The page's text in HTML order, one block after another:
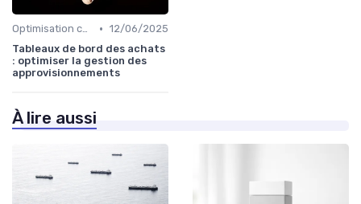
Optimisation coûts • 12/06/2025
Tableaux de bord des achats
: optimiser la gestion des
approvisionnements
À lire aussi